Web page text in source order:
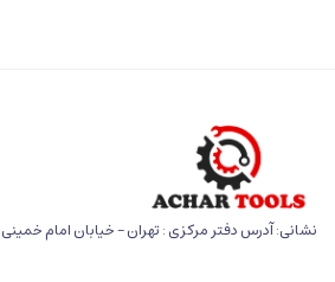
نشانی: آدرس دفتر مرکزی : تهران - خیابان امام